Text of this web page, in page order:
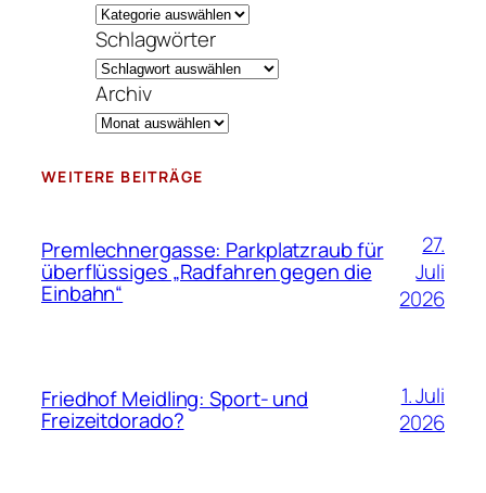
Schlagwörter
Archiv
WEITERE BEITRÄGE
Premlechnergasse: Parkplatzraub für
überflüssiges „Radfahren gegen die
Einbahn“
27.
Juli
2026
Friedhof Meidling: Sport- und
Freizeitdorado?
1. Juli
2026